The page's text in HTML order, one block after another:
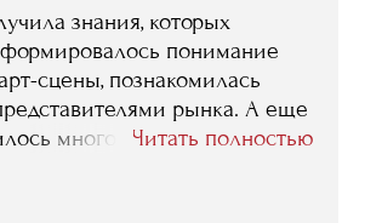
знания, которых
понимание
сцены, познакомилась
рынка. А еще
много новых друзей
Читать полностью